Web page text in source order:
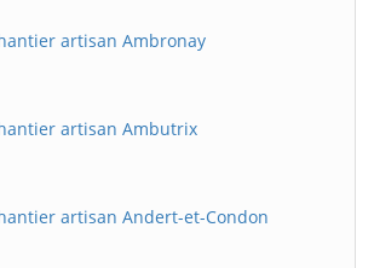
artisan Ambronay
artisan Ambutrix
artisan Andert-et-Condon